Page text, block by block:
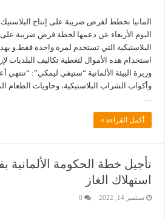
المانيا تخطط لفرض ضريبة على إنتاج البلاستيك
اليوم الأربعاء عن دعمها لخطة فرض ضريبة
البلاستيكية التي تستخدم لمرة واحدة فقط.و
استخدام هذه الأموال لتغطية تكاليف البلديات
وزيرة البيئة الألمانية “ستيفي ليمكي”: “تنتهي
وأكواب الشراب البلاستيكية، وحاويات
أكمل القراءة »
تأجيل خطة الحكومة
استهلاك الغاز
سبتمبر 14, 2022 0